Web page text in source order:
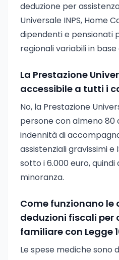
deduzione per
Universale INPS, Home
dipendenti e pensionati
regionali variabili in
La Prestazione
accessibile a tutti i
No, la Prestazione
persone con almeno 80
indennità di
assistenziali gravissimi e
sotto i 6.000 euro,
minoranza.
Come funzionano le
deduzioni fiscali per
familiare con Legge
Le spese mediche sono